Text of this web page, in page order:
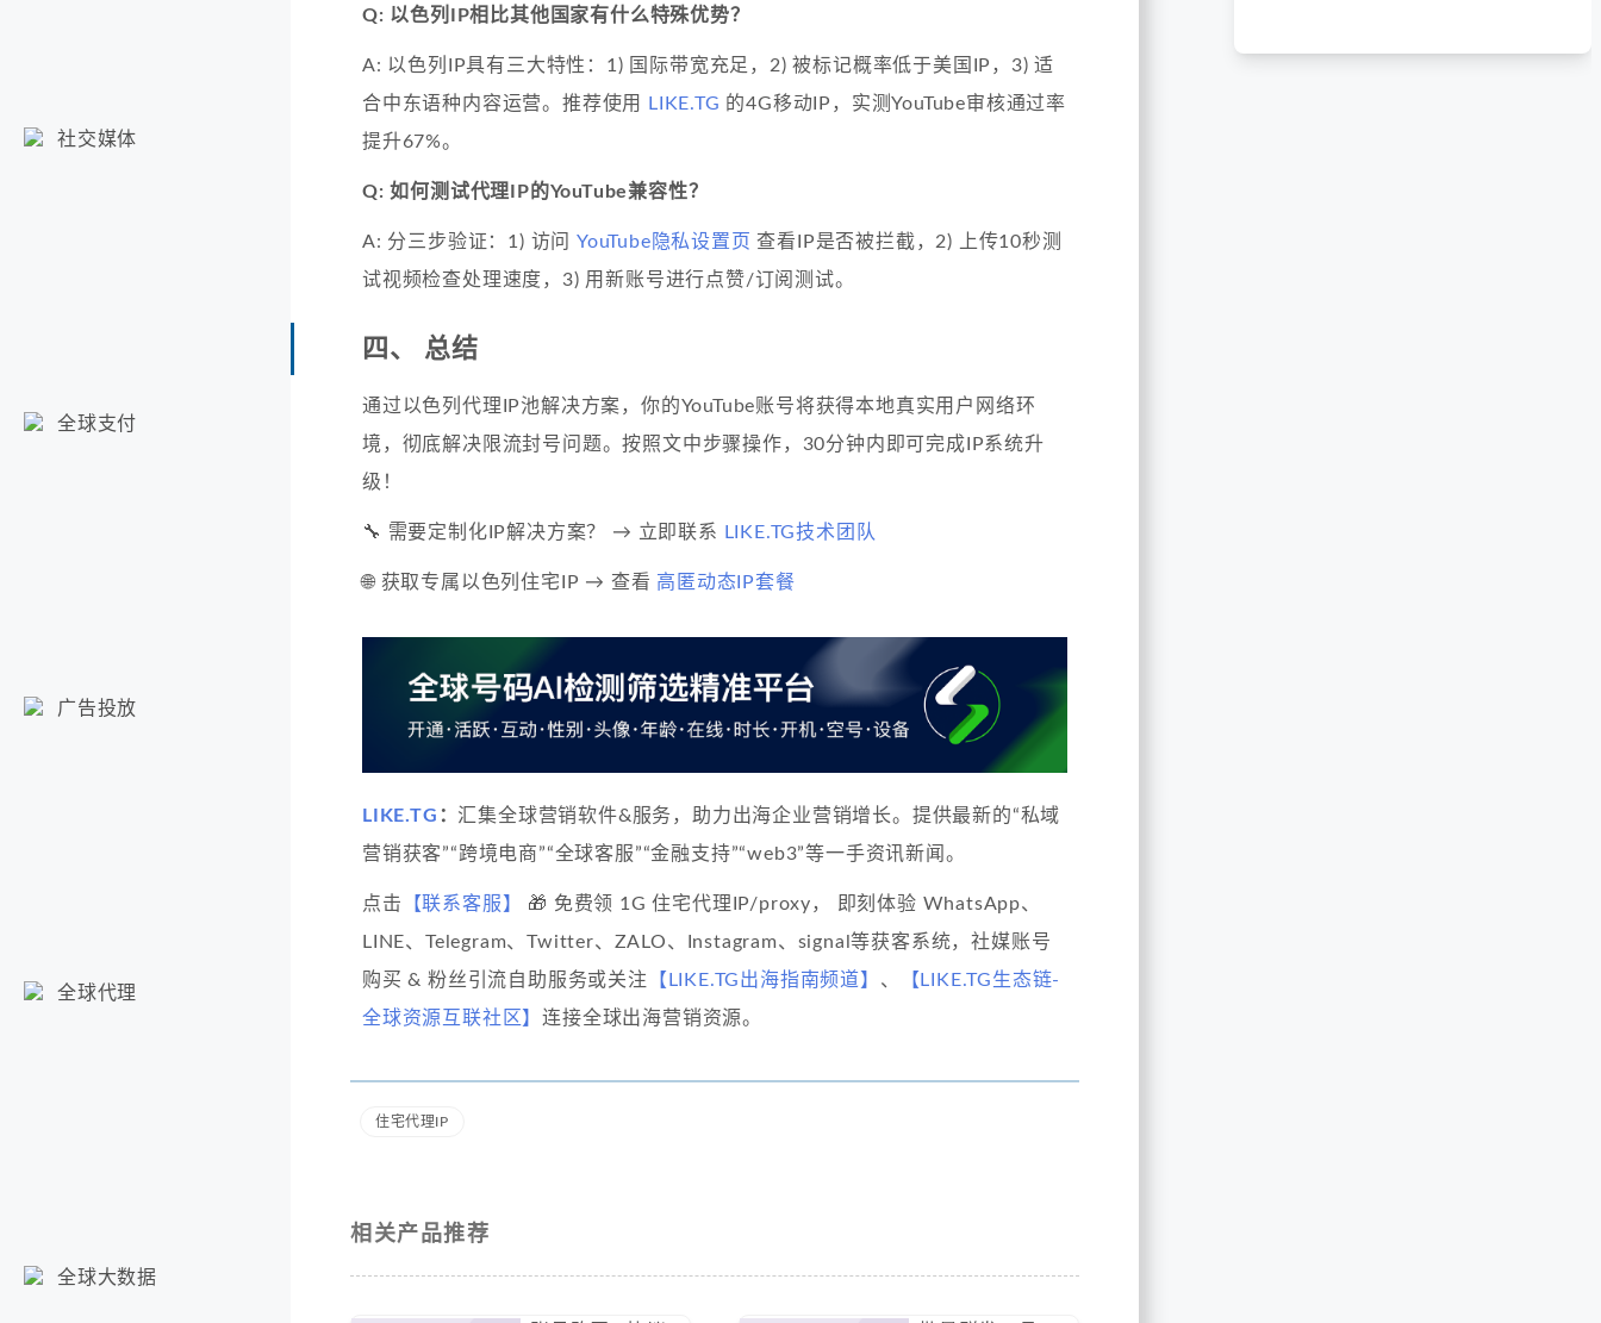
社交媒体
全球支付
广告投放
全球代理
全球大数据
Q: 以色列IP相比其他国家有什么特殊优势？
A: 以色列IP具有三大特性：1) 国际带宽充足，2) 被标记概率低于美国IP，3) 适
合中东语种内容运营。推荐使用 LIKE.TG 的4G移动IP，实测YouTube审核通过率
提升67%。
Q: 如何测试代理IP的YouTube兼容性？
A: 分三步验证：1) 访问YouTube隐私设置页 查看IP是否被拦截，2) 上传10秒测
试视频检查处理速度，3) 用新账号进行点赞/订阅测试。
四、 总结
通过以色列代理IP池解决方案，你的YouTube账号将获得本地真实用户网络环
境，彻底解决限流封号问题。按照文中步骤操作，30分钟内即可完成IP系统升
级！
🔧 需要定制化IP解决方案？ → 立即联系 LIKE.TG技术团队
🌐 获取专属以色列住宅IP → 查看 高匿动态IP套餐
LIKE.TG ： 汇集全球营销软件&服务，助力出海企业营销增长。提供最新的“私域
营销获客”“跨境电商”“全球客服”“金融支持”“web3”等一手资讯新闻。
点击 【联系客服】
🎁 免费领 1G 住宅代理IP/proxy， 即刻体验 WhatsApp、
LINE、Telegram、Twitter、ZALO、Instagram、signal等获客系统，社媒账号
购买 & 粉丝引流自助服务或关注
【LIKE.TG出海指南频道】 、
【LIKE.TG生态链-
全球资源互联社区】连接全球出海营销资源。
住宅代理IP
相关产品推荐